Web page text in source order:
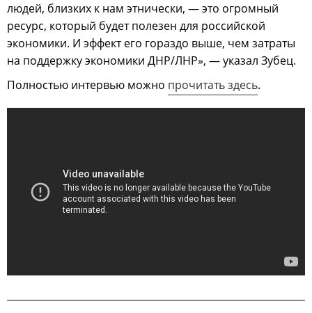
людей, близких к нам этнически, — это огромный
ресурс, который будет полезен для российской
экономики. И эффект его гораздо выше, чем затраты
на поддержку экономики ДНР/ЛНР», — указал Зубец.
Полностью интервью можно прочитать здесь.